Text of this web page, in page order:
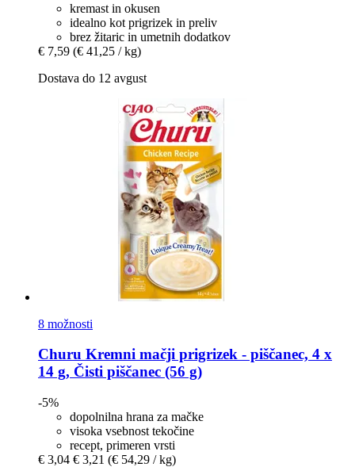
kremast in okusen
idealno kot prigrizek in preliv
brez žitaric in umetnih dodatkov
€ 7,59 (€ 41,25 / kg)
Dostava do 12 avgust
8 možnosti
Churu Kremni mačji prigrizek -​ piščanec, 4 x
14 g, Čisti piščanec (56 g)
-5%
dopolnilna hrana za mačke
visoka vsebnost tekočine
recept, primeren vrsti
€ 3,04 € 3,21 (€ 54,29 / kg)